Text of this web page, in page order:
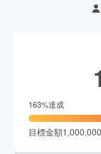
163%達成
目標金額1,000,000